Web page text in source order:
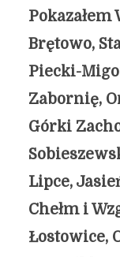
Brętowo,
Piecki-
Zabornię,
Górki
Lipce,
Chełm i
Łostowice,